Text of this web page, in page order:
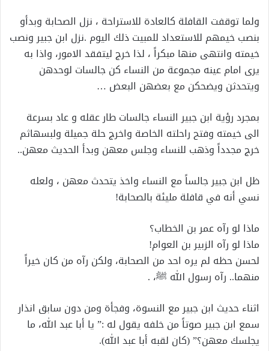
ولما توقفت القافلة كالعادة للاستراحة ، نزل الصحابة وبدأو
بنصب خيمهم للاستعداد للمبيت ذلك اليوم .نزل ابن جبير ونصب
خيمته وانتهى منها مبكراً ، لذا خرج ليتفقد الامور، واذا به
يرى امام عينه مجموعة من النساء كن جالسات لوحدهن
ويتحدثن ويضحكن مع بعضهن البعض …
بمجرد رؤية ابن جبير النساء جالسات طار عقله و عاد بسرعة
الى خيمته وفتح راحلته الخاصة واخرج حلة جميلة ولبسهاثم
خرج مجدداً وذهب للنساء وجلس معهن وبدأ الحديث معهن..
ظل ابن جبير جالساً مع النساء واخذ يتحدث معهن ، ولعله
نسي أنه في قافلة مليئة بالصحابة!
ماذا لو رآه عمر بن الخطاب؟
ماذا لو رآه الزبير بن العوام!
لحسن حظه لم يره احد من الصحابة، ولكن رآه من كان خيراً
منهما.. رآه رسول الله ﷺ، .
اثناء حديث ابن جبير مع النسوة، وفجأة ومن دون سابق انذار
سمع ابن جبير صوتاً من خلفه يقول له :” يا أبا عبد الله، ما
يجلسك معهن؟” (كان لقبه أبا عبد الله).